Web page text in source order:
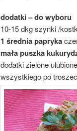
dodatki – do wyboru
10-15 dkg szynki /
1 średnia papryka
mała puszka
dodatki zielone
wszystkiego po